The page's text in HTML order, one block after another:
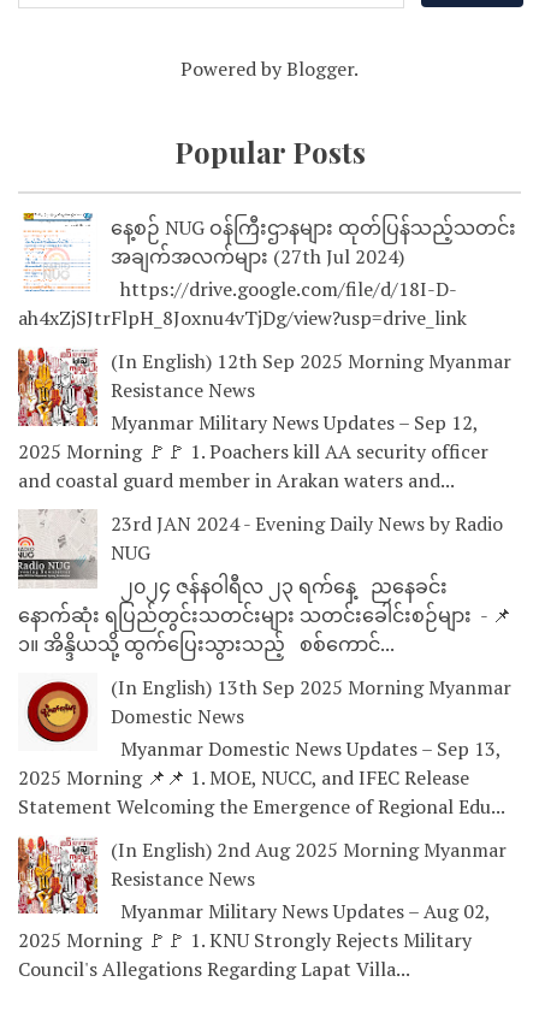
Powered byBlogger.
Popular Posts
နေ့စဉ် NUG ဝန်ကြီးဌာနများ ထုတ်ပြန်သည့်သတင်း
အချက်အလက်များ (27th Jul 2024)
https://drive.google.com/file/d/18I-D-
ah4xZjSJtrFlpH_8Joxnu4vTjDg/view?usp=drive_link
(In English) 12th Sep 2025 Morning Myanmar
Resistance News
Myanmar Military News Updates – Sep 12,
2025 Morning 🚩🚩 1. Poachers kill AA security officer
and coastal guard member in Arakan waters and...
23rd JAN 2024 - Evening Daily News by Radio
NUG
၂၀၂၄ ဇန်နဝါရီလ ၂၃ ရက်နေ့ ညနေခင်း
နောက်ဆုံး ရပြည်တွင်းသတင်းများ သတင်းခေါင်းစဉ်များ - 📌
၁။ အိန္ဒိယသို့ ထွက်ပြေးသွားသည့် စစ်ကောင်...
(In English) 13th Sep 2025 Morning Myanmar
Domestic News
Myanmar Domestic News Updates – Sep 13,
2025 Morning 📌📌 1. MOE, NUCC, and IFEC Release
Statement Welcoming the Emergence of Regional Edu...
(In English) 2nd Aug 2025 Morning Myanmar
Resistance News
Myanmar Military News Updates – Aug 02,
2025 Morning 🚩🚩 1. KNU Strongly Rejects Military
Council's Allegations Regarding Lapat Villa...